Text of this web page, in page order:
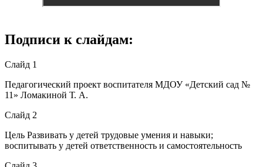
Подписи к слайдам:
Слайд 1
Педагогический проект воспитателя МДОУ «Детский сад №
11» Ломакиной Т. А.
Слайд 2
Цель Развивать у детей трудовые умения и навыки;
воспитывать у детей ответственность и самостоятельность